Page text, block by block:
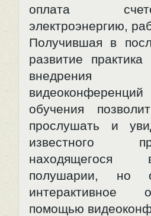
оплата
электроэнергию,
Получившая в
развитие практика
внедрения
обучения
прослушать и
известного
полушарии, но
помощью